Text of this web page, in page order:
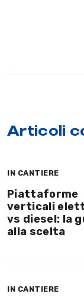
Articoli
IN CANTIERE
Piattaforme
verticali
vs diesel: la
alla scelta
IN CANTIERE